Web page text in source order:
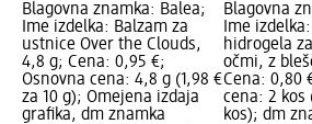
Blagovna znamka: Balea;
Ime izdelka: Balzam za
ustnice Over the Clouds,
4,8 g; Cena: 0,95 €;
Osnovna cena: 4,8 g (1,98 €
za 10 g); Omejena izdaja
grafika, dm znamka
Blagovna
Ime
hidrogela
očmi, z
Cena: 0,80
cena: 2 kos
kos); dm